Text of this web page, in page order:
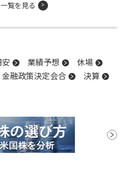
覧を見る
安 業績予想
休場
金融政策決定会合
決算